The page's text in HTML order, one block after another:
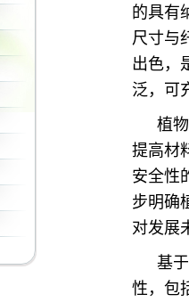
的具有
尺寸与
出色，
泛，可
植
提高材
安全性
步明确
对发展
基
性，包